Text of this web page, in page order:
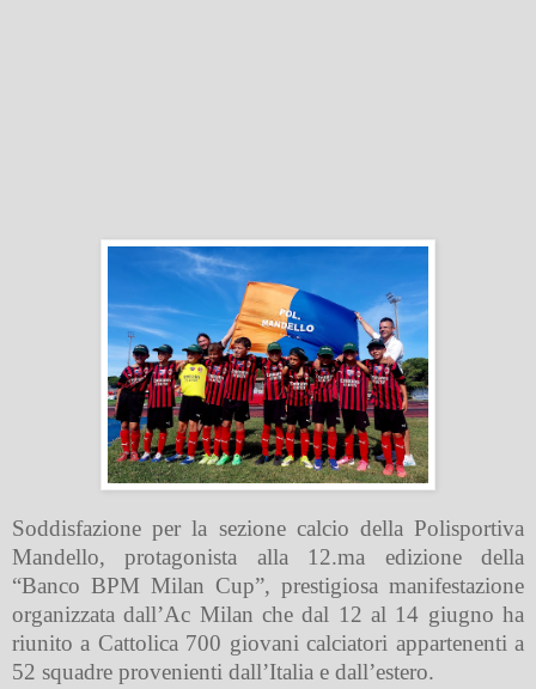
Soddisfazione per la sezione calcio della Polisportiva
Mandello, protagonista alla 12.ma edizione della
“Banco BPM Milan Cup”, prestigiosa manifestazione
organizzata dall’Ac Milan che dal 12 al 14 giugno ha
riunito a Cattolica 700 giovani calciatori appartenenti a
52 squadre provenienti dall’Italia e dall’estero.